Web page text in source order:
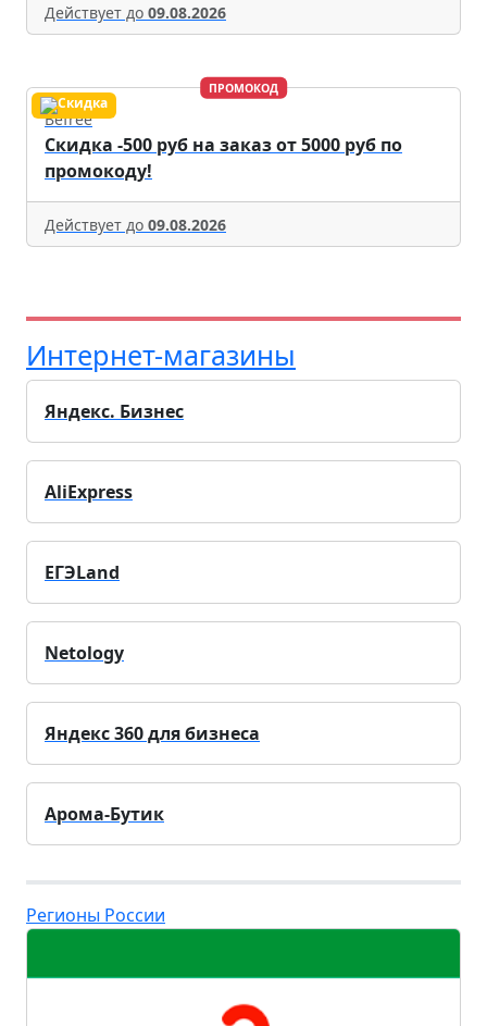
Действует до 09.08.2026
ПРОМОКОД
Befree
Скидка -500 руб на заказ от 5000 руб по
промокоду!
Действует до 09.08.2026
Интернет-магазины
Яндекс. Бизнес
AliExpress
ЕГЭLand
Netology
Яндекс 360 для бизнеса
Арома-Бутик
Регионы России